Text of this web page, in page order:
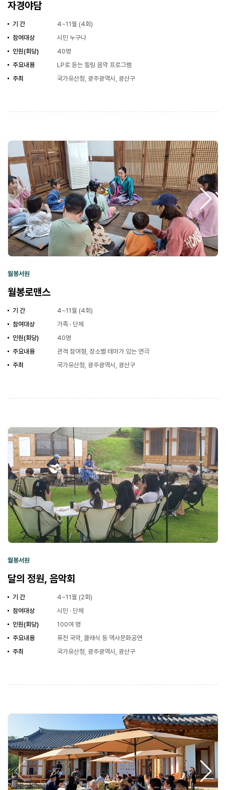
자경야담
기 간
4~11월 (4회)
참여대상
시민 누구나
인원(회당)
40명
주요내용
LP로 듣는 힐링 음악 프로그램
주최
국가유산청, 광주광역시, 광산구
월봉서원
월봉로맨스
기 간
4~11월 (4회)
참여대상
가족 · 단체
인원(회당)
40명
주요내용
관객 참여형, 장소별 테마가 있는 연극
주최
국가유산청, 광주광역시, 광산구
월봉서원
달의 정원, 음악회
기 간
4~11월 (2회)
참여대상
시민 · 단체
인원(회당)
100여 명
주요내용
퓨전 국악, 클래식 등 역사문화공연
주최
국가유산청, 광주광역시, 광산구